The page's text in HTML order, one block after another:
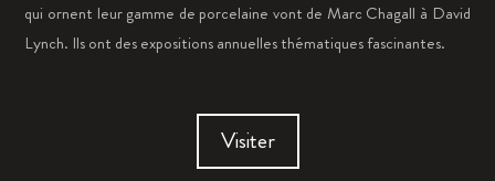
qui ornent leur gamme de porcelaine vont de Marc Chagall à David
Lynch. Ils ont des expositions annuelles thématiques fascinantes.
Visiter